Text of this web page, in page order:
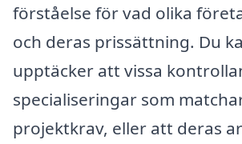
förståelse för vad olika
och deras prissättning. Du
upptäcker att vissa
specialiseringar som
projektkrav, eller att deras